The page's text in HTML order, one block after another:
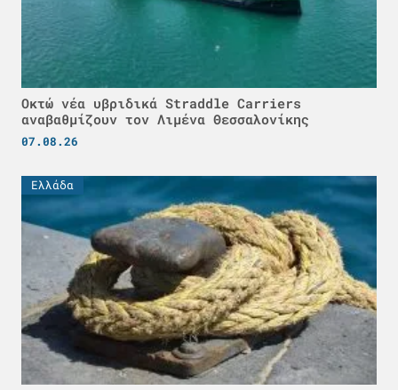
Οκτώ νέα υβριδικά Straddle Carriers
αναβαθμίζουν τον Λιμένα Θεσσαλονίκης
07.08.26
Ελλάδα